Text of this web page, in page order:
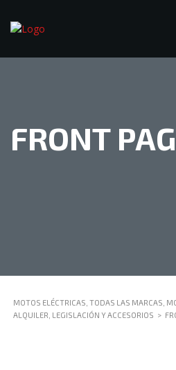
FRONT
MOTOS ELÉCTRICAS, TODAS LAS MARCAS,
ALQUILER, LEGISLACIÓN Y ACCESORIOS >